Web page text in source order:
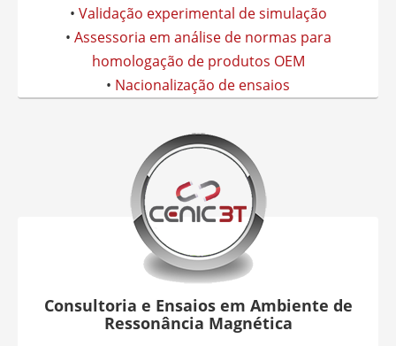
• Validação experimental de simulação
• Assessoria em análise de normas para
homologação de produtos OEM
• Nacionalização de ensaios
Consultoria e Ensaios em Ambiente de
Ressonância Magnética